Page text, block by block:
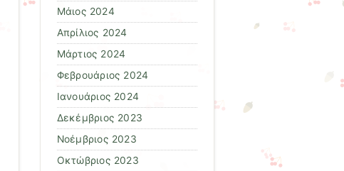
Μάιος 2024
Απρίλιος 2024
Μάρτιος 2024
Φεβρουάριος 2024
Ιανουάριος 2024
Δεκέμβριος 2023
Νοέμβριος 2023
Οκτώβριος 2023